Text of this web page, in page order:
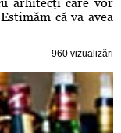
că va avea
960 vizualizări